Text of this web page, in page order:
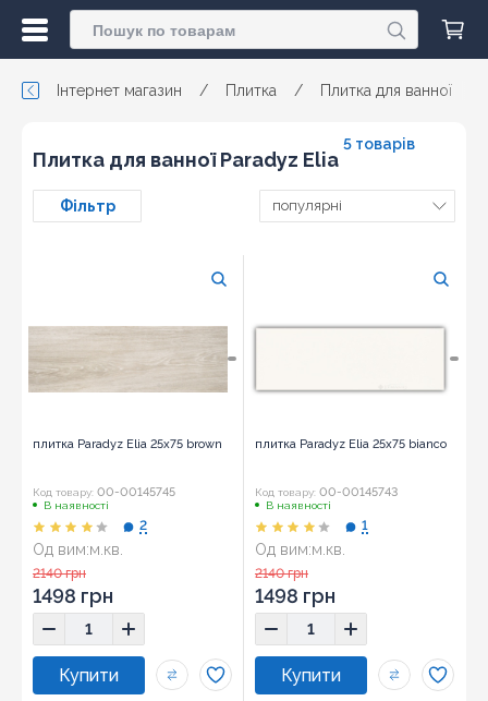
Інтернет магазин / Плитка / Плитка для ванної
Плитка для ванної Paradyz Elia
5 товарів
Фільтр популярні
плитка Paradyz Elia 25x75 brown
Код товару: 00-00145745
В наявності
Од вим:м.кв.
Розмір:
2
2140 грн
1498 грн
плитка Paradyz Elia 25x75 bianco
Код товару: 00-00145743
В наявності
Од вим:м.кв.
Розмір:
1
2140 грн
1498 грн